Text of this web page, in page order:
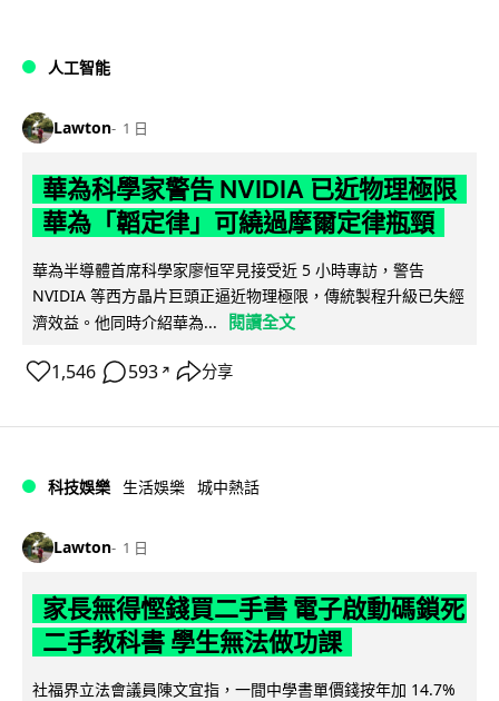
人工智能
Lawton 1 日
華為科學家警告 NVIDIA 已近物理極限
華為「韜定律」可繞過摩爾定律瓶頸
華為半導體首席科學家廖恒罕見接受近 5 小時專訪，警告
NVIDIA 等西方晶片巨頭正逼近物理極限，傳統製程升級已失經
濟效益。他同時介紹華為...
閱讀全文
1,546 593 ↗ 分享
科技娛樂 生活娛樂 城中熱話
Lawton 1 日
家長無得慳錢買二手書 電子啟動碼鎖死
二手教科書 學生無法做功課
社福界立法會議員陳文宜指，一間中學書單價錢按年加 14.7%